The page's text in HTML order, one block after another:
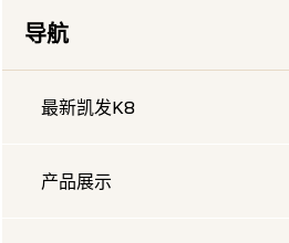
导航
最新凯发K8
产品展示